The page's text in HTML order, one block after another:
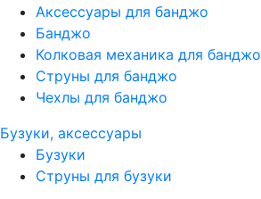
Аксессуары для банджо
Банджо
Колковая механика для банджо
Струны для банджо
Чехлы для банджо
Бузуки, аксессуары
Бузуки
Струны для бузуки